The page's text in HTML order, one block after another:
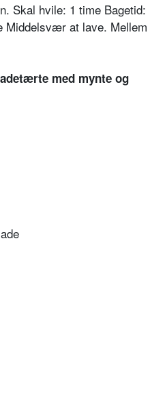
Skal hvile: 1 time Bagetid:
Middelsvær at lave. Mellem
med mynte og